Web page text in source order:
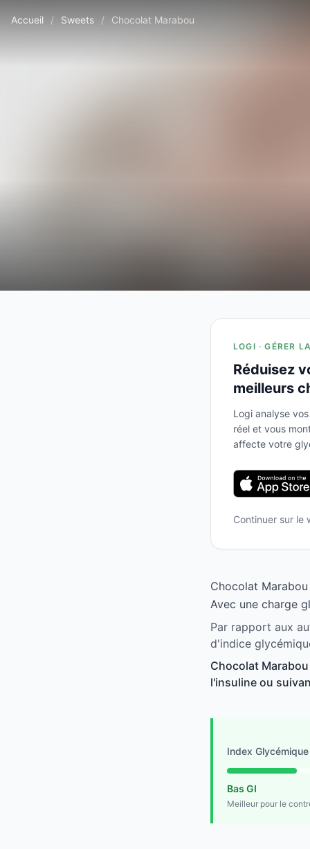
Accueil / Sweets / Chocolat Marabou
LOGI · GÉRER
Réduisez
meilleurs
Logi analyse
réel et vous
affecte votre
Continuer sur le
Chocolat
Avec une charge
Par rapport aux
d'indice
Chocolat
l'insuline ou
Index Glycémique
Bas GI
Meilleur pour le